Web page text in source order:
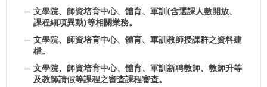
文學院、師資培育中心、體育、軍訓(含選課人數開放、
課程細項異動)等相關業務。
文學院、師資培育中心、體育、軍訓教師授課群之資料建
檔。
文學院、師資培育中心、體育、軍訓新聘教師、教師升等
及教師請假等課程之審查課程審查。